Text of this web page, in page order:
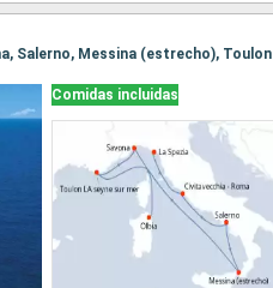
Comidas incluidas